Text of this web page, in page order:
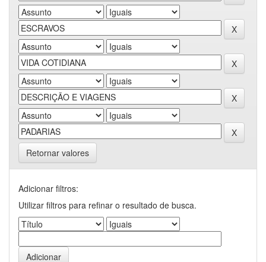
Retornar valores
Adicionar filtros:
Utilizar filtros para refinar o resultado de busca.